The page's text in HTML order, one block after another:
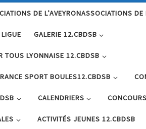
DE L’AVEYRONASSOCIATIONS DE
LIGUE GALERIE 12.CBDSB
TOUS LYONNAISE 12.CBDSB
SPORT BOULES12.CBDSB
CALENDRIERS
ACTIVITÉS JEUNES 12.CBDSB